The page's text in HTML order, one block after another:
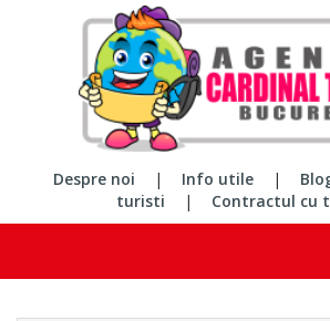
Despre noi | Info utile |
turisti
| Contractul cu